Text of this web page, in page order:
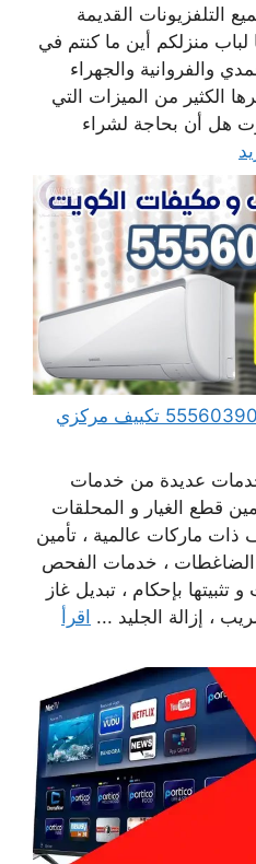
التلفزيونات القديمة
لباب منزلكم أين ما كنتم في
والفروانية والجهراء
الكثير من الميزات التي
هل أن بحاجة لشراء
فني تكييف وتبريد الرميثية 55560390 تكييف مركزي
خدمات عديدة من خدمات
قطع الغيار و المحلقات
ذات ماركات عالمية ، تأمين
الضاغطات ، خدمات الفحص
تثبيتها بإحكام ، تبديل غاز
، إزالة الجليد ... اقرأ